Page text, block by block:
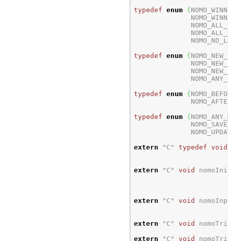
typedef enum {
typedef enum {
typedef enum {
typedef enum {
extern
"C" typedef void
extern "C" void
extern "C" void
extern "C" void
extern
"C" void